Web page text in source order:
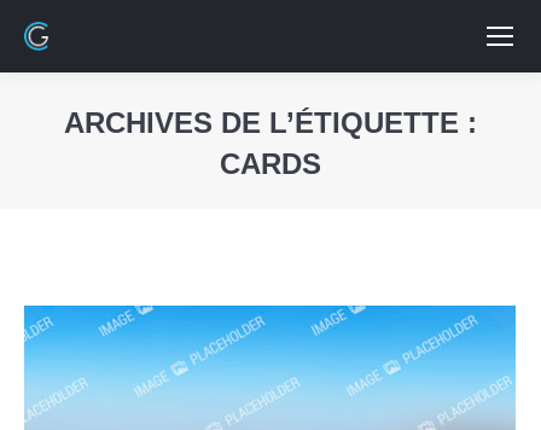
ARCHIVES DE L’ÉTIQUETTE :
CARDS